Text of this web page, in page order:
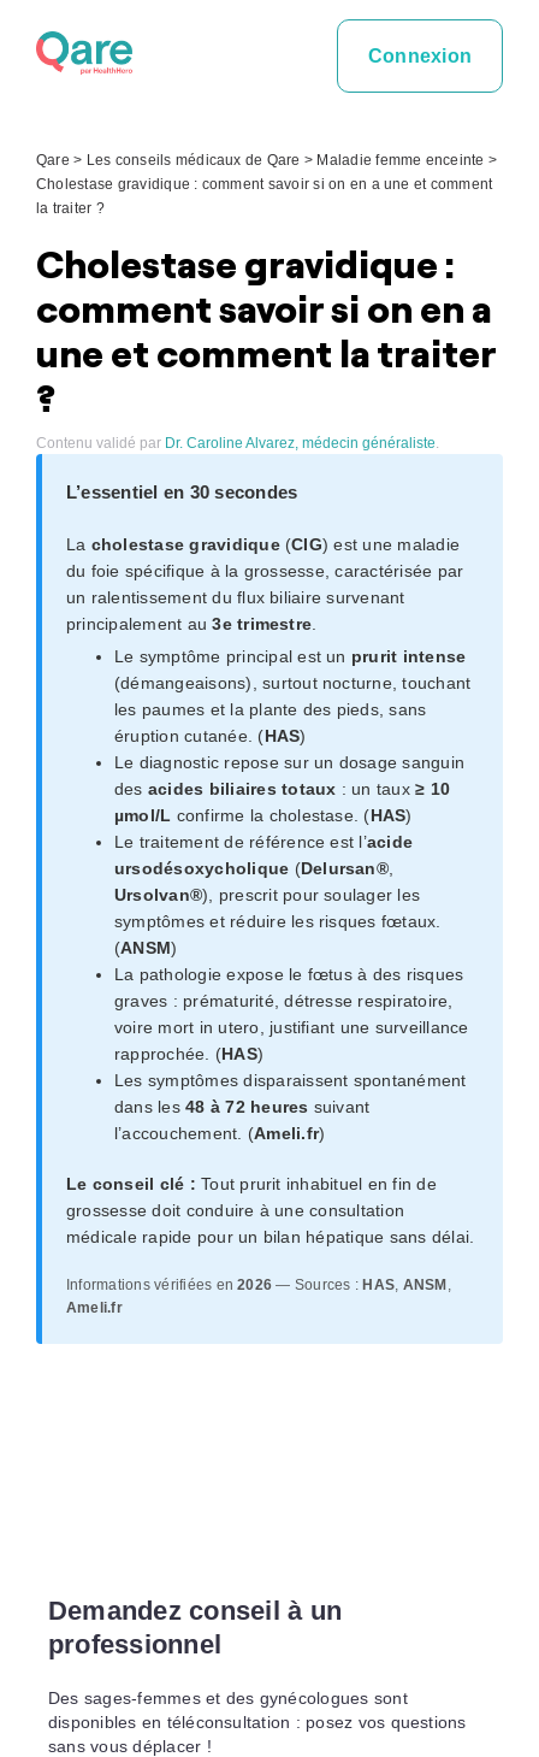
Connexion
Qare > Les conseils médicaux de Qare > Maladie femme enceinte >
Cholestase gravidique : comment savoir si on en a une et comment
la traiter ?
Cholestase gravidique :
comment savoir si on en a
une et comment la traiter
?
Contenu validé par Dr. Caroline Alvarez, médecin généraliste.
L’essentiel en 30 secondes
La cholestase gravidique(CIG) est une maladie
du foie spécifique à la grossesse, caractérisée par
un ralentissement du flux biliaire survenant
principalement au3e trimestre
Le symptôme principal est un prurit intense
(démangeaisons), surtout nocturne, touchant
les paumes et la plante des pieds, sans
éruption cutanée. (HAS)
Le diagnostic repose sur un dosage sanguin
des acides biliaires totaux : un taux≥ 10
µmol/L confirme la cholestase. (HAS)
Le traitement de référence est l’acide
ursodésoxycholique (Delursan®,
Ursolvan®), prescrit pour soulager les
symptômes et réduire les risques fœtaux.
(ANSM)
La pathologie expose le fœtus à des risques
graves : prématurité, détresse respiratoire,
voire mort in utero, justifiant une surveillance
rapprochée. (HAS)
Les symptômes disparaissent spontanément
dans les48 à 72 heures suivant
l’accouchement. (Ameli.fr)
Le conseil clé : Tout prurit inhabituel en fin de
grossesse doit conduire à une consultation
médicale rapide pour un bilan hépatique sans délai.
Informations vérifiées en2026 — Sources : HAS, ANSM ,
Ameli.fr
Demandez conseil à un
professionnel
Des sages-femmes et des gynécologues sont
disponibles en téléconsultation : posez vos questions
sans vous déplacer !